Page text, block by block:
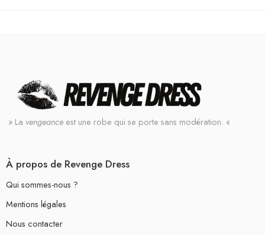
» La vengeance est une robe qui se porte sans modération. «
À propos de Revenge Dress
Qui sommes-nous ?
Mentions légales
Nous contacter